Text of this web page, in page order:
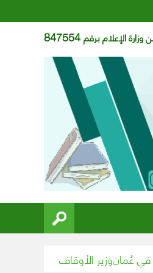
الإعلام برقم847554
المصري يقرِّر إيقاف إمام مسجد تجاوز